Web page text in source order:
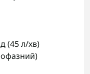
(45 л/хв)